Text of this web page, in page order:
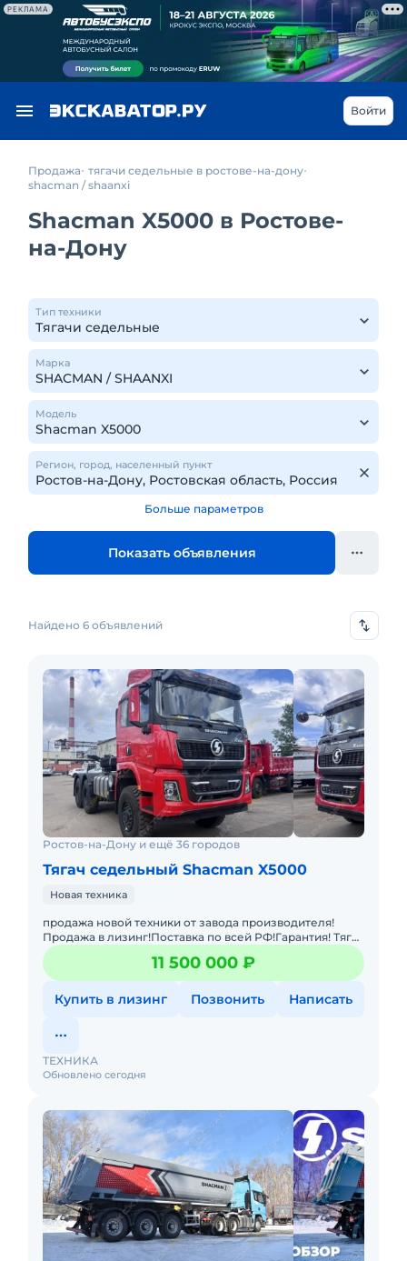
РЕКЛАМА
Войти
Продажа тягачи седельные в ростове-на-дону
shacman / shaanxi
Shacman X5000 в Ростове-
на-Дону
Тип техники
Марка
Модель
Регион, город, населенный пункт
Больше параметров
Показать объявления
Найдено 6 объявлений
Ростов-на-Дону и ещё 36 городов
Тягач седельный Shacman X5000
Новая техника
продажа новой техники от завода производителя!
Продажа в лизинг!Поставка по всей РФ!Гарантия! Тягач
SX42586V385, 6×6, кабина X3000, двигатель
WP12.430E50
11 500 000 ₽
Купить в лизинг Позвонить Написать
Обновлено сегодня
ТЕХНИКА